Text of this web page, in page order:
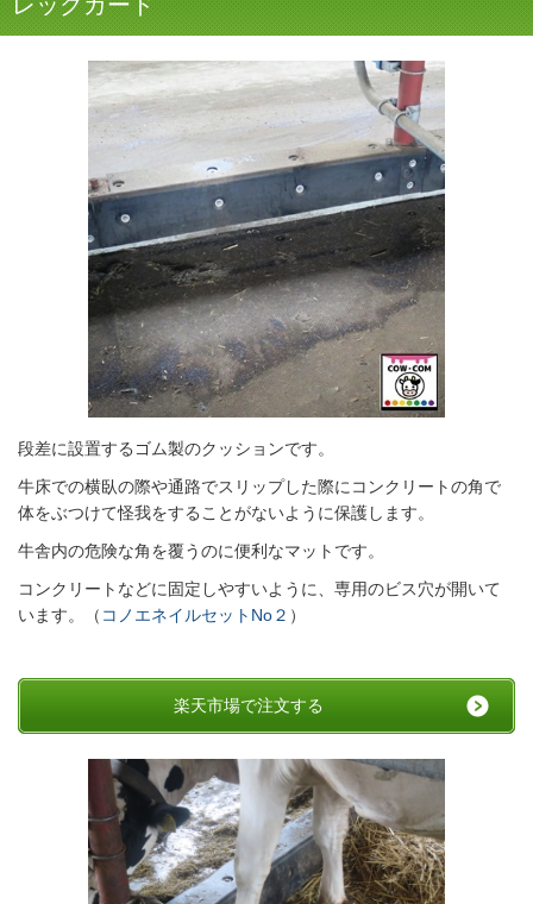
段差に設置するゴム製のクッションです。
牛床での横臥の際や通路でスリップした際にコンクリートの角で
体をぶつけて怪我をすることがないように保護します。
牛舎内の危険な角を覆うのに便利なマットです。
コンクリートなどに固定しやすいように、専用のビス穴が開いて
います。（ コノエネイルセットNo２ ）
楽天市場で注文する